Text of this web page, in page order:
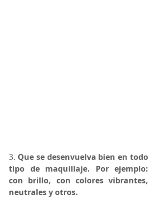
3. Que se desenvuelva bien en todo
tipo de maquillaje. Por ejemplo:
con brillo, con colores vibrantes,
neutrales y otros.